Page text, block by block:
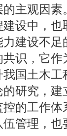
主观因
设中，
建设不
识，它
国土木
研究，
的工作
管理，